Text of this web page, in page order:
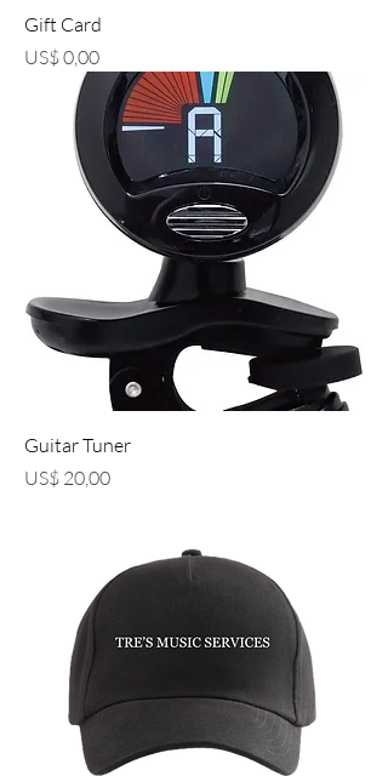
Gift Card
Preço
US$ 0,00
Guitar Tuner
Preço
US$ 20,00